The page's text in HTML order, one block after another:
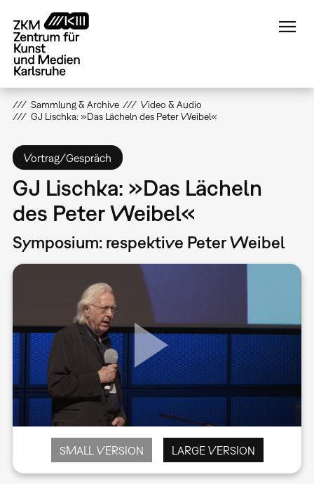
zum
Inhalt
Sammlung & Archive
Video & Audio
GJ Lischka: »Das Lächeln des Peter Weibel«
Vortrag/Gespräch
GJ Lischka: »Das Lächeln
des Peter Weibel«
Symposium: respektive Peter Weibel
SMALL VERSION LARGE VERSION